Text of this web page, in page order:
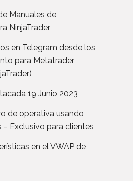
Manuales de
NinjaTrader
en Telegram desde los
para Metatrader
19 Junio 2023
de operativa usando
– Exclusivo para clientes
en el VWAP de